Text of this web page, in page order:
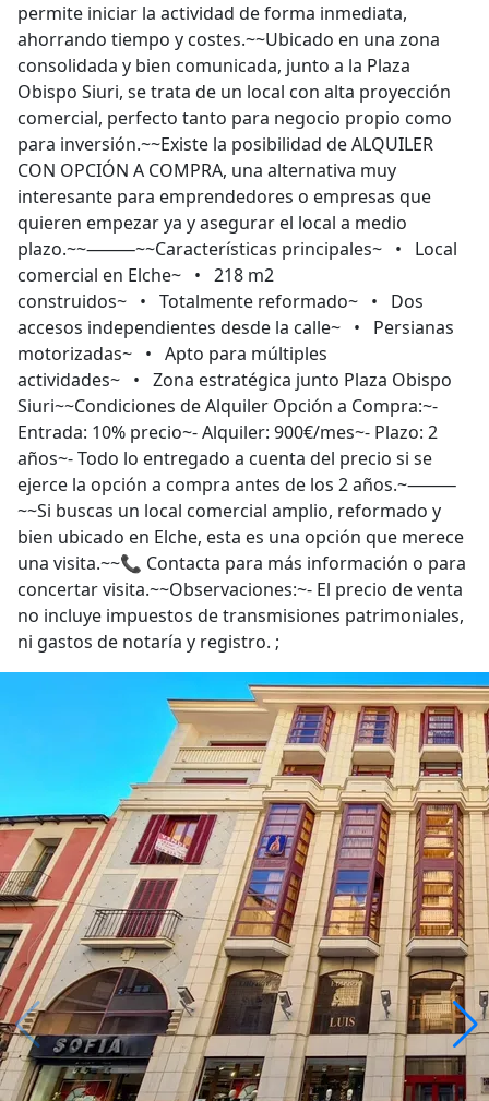
permite iniciar la actividad de forma inmediata,
ahorrando tiempo y costes.~~Ubicado en una zona
consolidada y bien comunicada, junto a la Plaza
Obispo Siuri, se trata de un local con alta proyección
comercial, perfecto tanto para negocio propio como
para inversión.~~Existe la posibilidad de ALQUILER
CON OPCIÓN A COMPRA, una alternativa muy
interesante para emprendedores o empresas que
quieren empezar ya y asegurar el local a medio
plazo.~~⸻~~Características principales~ • Local
comercial en Elche~ • 218 m2
construidos~ • Totalmente reformado~ • Dos
accesos independientes desde la calle~ • Persianas
motorizadas~ • Apto para múltiples
actividades~ • Zona estratégica junto Plaza Obispo
Siuri~~Condiciones de Alquiler Opción a Compra:~-
Entrada: 10% precio~- Alquiler: 900€/mes~- Plazo: 2
años~- Todo lo entregado a cuenta del precio si se
ejerce la opción a compra antes de los 2 años.~⸻
~~Si buscas un local comercial amplio, reformado y
bien ubicado en Elche, esta es una opción que merece
una visita.~~📞 Contacta para más información o para
concertar visita.~~Observaciones:~- El precio de venta
no incluye impuestos de transmisiones patrimoniales,
ni gastos de notaría y registro. ;